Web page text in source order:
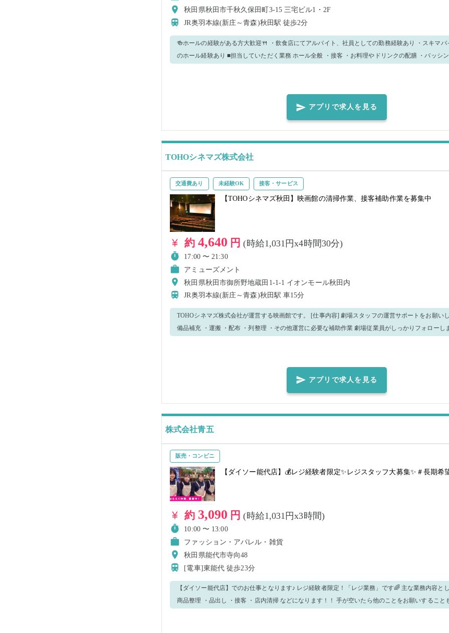
秋田県秋田市千秋久保田町3-15 三宅ビル1・2F
JR奥羽本線(新庄～青森)秋田駅徒歩2分
🍻ホールの経験がある方大歓迎🍴 ・飲食店にてアルバイト、社員としての勤務経験あり ・スキマバ
のホール経験あり ■担当していただく業務 ホール全般 ・接客 ・お料理やドリンクの配膳 ・バッシング ・洗い場 …手
アプリで求人を見る
TOHOシネマズ株式会社
交通費あり 未経験OK 接客・サービス
【TOHOシネマズ秋田】映画館の清掃作業、接客補助作業を募集中
約 4,640 円(時給1,031円x4時間30分)
17:00 〜 21:30
アミューズメント
秋田県秋田市御所野地蔵田1-1-1 イオンモール秋田内
JR奥羽本線(新庄～青森)秋田駅車15分
TOHOシネマズ株式会社が運営する映画館です。 [仕事内容] 劇場スタッフの運営サポートをお願いします。 ・清掃 ・
備品補充 ・運搬 ・配布 ・列整理 ・その他運営に必要な補助作業 劇場従業員がしっかりフォローしますので、未経験
アプリで求人を見る
株式会社青五
販売・コンビニ
【ダイソー能代店】💰レジ経験者限定✨レジスタッフ大募集✨＃長期希
約 3,090 円(時給1,031円x3時間)
10:00 〜 13:00
ファッション・アパレル・雑貨
秋田県能代市寺向48
[電車]東能代徒歩23分
【ダイソー能代店】でのお仕事となります♪ レジ経験者限定！「レジ業務」です🌈 主な業務内容としては、 ・レジ ・
商品整理 ・品出し ・接客 ・店内清掃 などになります！！ 手が空いたら他のことをお願いすること